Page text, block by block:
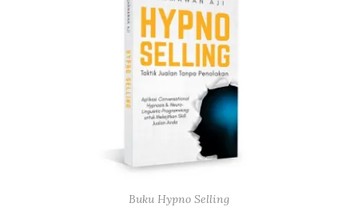
Buku Hypno Selling